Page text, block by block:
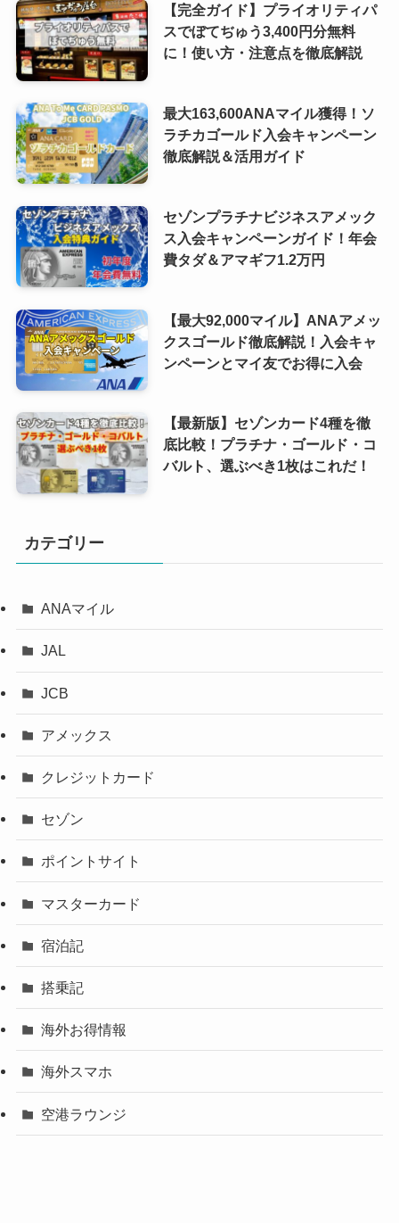
【完全ガイド】プライオリティパ
スでぼてぢゅう3,400円分無料
に！使い方・注意点を徹底解説
最大163,600ANAマイル獲得！ソ
ラチカゴールド入会キャンペーン
徹底解説＆活用ガイド
セゾンプラチナビジネスアメック
ス入会キャンペーンガイド！年会
費タダ＆アマギフ1.2万円
【最大92,000マイル】ANAアメッ
クスゴールド徹底解説！入会キャ
ンペーンとマイ友でお得に入会
【最新版】セゾンカード4種を徹
底比較！プラチナ・ゴールド・コ
バルト、選ぶべき1枚はこれだ！
カテゴリー
ANAマイル
JAL
JCB
アメックス
クレジットカード
セゾン
ポイントサイト
マスターカード
宿泊記
搭乗記
海外お得情報
海外スマホ
空港ラウンジ